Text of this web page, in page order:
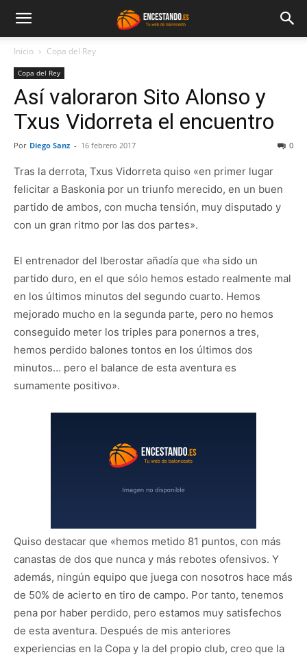
Inicio Copa del Rey
Copa del Rey
Así valoraron Sito Alonso y
Txus Vidorreta el encuentro
Por Diego Sanz - 16 febrero 2017 0
Tras la derrota, Txus Vidorreta quiso «en primer lugar
felicitar a Baskonia por un triunfo merecido, en un buen
partido de ambos, con mucha tensión, muy disputado y
con un gran ritmo por las dos partes».
El entrenador del Iberostar añadía que «ha sido un
partido duro, en el que sólo hemos estado realmente mal
en los últimos minutos del segundo cuarto. Hemos
mejorado mucho en la segunda parte, pero no hemos
conseguido meter los triples para ponernos a tres,
hemos perdido balones tontos en los últimos dos
minutos… pero el balance de esta aventura es
sumamente positivo».
Quiso destacar que «hemos metido 81 puntos, con más
canastas de dos que nunca y más rebotes ofensivos. Y
además, ningún equipo que juega con nosotros hace más
de 50% de acierto en tiro de campo. Por tanto, tenemos
pena por haber perdido, pero estamos muy satisfechos
de esta aventura. Después de mis anteriores
experiencias en la Copa y la del propio club, creo que la